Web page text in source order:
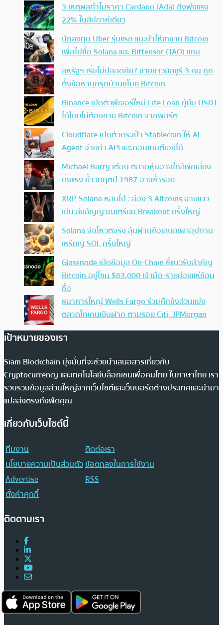
3 เหตุผลทำไมราคา Cardano (Ada) ถึงพุ่งแรง
22% ในสัปดาห์เดียว
นักลงทุน Uber รุ่นแรก แนะนำให้เทขาย Bitcoin
เพื่อไปซื้อ Solana และ Bittensor (TAO) แทน
สหรัฐฯ เริ่มไม่ปลอดภัย? ชายชาวมิสซูรี 3 คน ถูก
ตั้งข้อหาบุกรุกบ้านขโมย Bitcoin
Binance เปิดตัวฟีเจอร์ใหม่ Lite Loan กู้ยืม USDT
ได้โดยไม่ต้องขาย Bitcoin จากพอร์ต
Cloudflare เปิดตัวกระเป๋า Stablecoin ให้ AI
Agent จ่ายค่า API และคอนเทนต์เองได้
Michael Burry เตือน ตลาดหุ้นอาจใกล้พีคเสี่ยง
ดิ่งแรง ย้ำวิกฤตปี 1987 อาจซ้ำรอย
XRP-Solana หลบไป : ส่อง 3 Altcoins ฉายแวว
เด่น ส่งสัญญาณเตรียม Breakout ครั้งใหญ่
Solana จ่อโหวตจริง ลุ้นผ่านข้อเสนอเผาอุปทาน
เหรียญ SOL ครั้งใหญ่
Glassnode เปิดข้อมูล On-Chain ชี้แนวรับสำคัญ
Bitcoin อยู่โซน $63,000 เจ้ามือ-รายย่อยแห่ช้อน
ซื้อ
ธนาคารใหญ่ Wells Fargo ร่วมศึกชิงส่วนแบ่ง
ตลาดโทเคนเงินฝาก ตามรอย Citi, JPMorgan
เป้าหมายของเรา
Siam Blockchain มุ่งมั่นที่จะช่วยนำเสนอสารเกี่ยวกับ
Cryptocurrency และเทคโนโลยีบล็อกเชนเพื่อคนไทย ในภาษาไทย เรา
รวบรวมข้อมูลส่วนใหญ่จากเว็บไซต์และเว็บบอร์ดต่างประเทศและนำมา
แปลส่งตรงถึงฟีดคุณ
เกี่ยวกับเว็บไซต์นี้
ทีมงาน
ติดต่อเรา
นโยบายความเป็นส่วนตัวข้อตกลงในการใช้งาน
Advertise
RSS
ตั้งค่าคุกกี้
ติดตามเรา